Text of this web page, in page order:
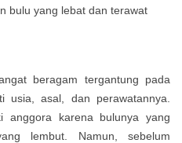
beragam tergantung pada
usia, asal, dan perawatannya.
anggora karena bulunya yang
lembut. Namun, sebelum